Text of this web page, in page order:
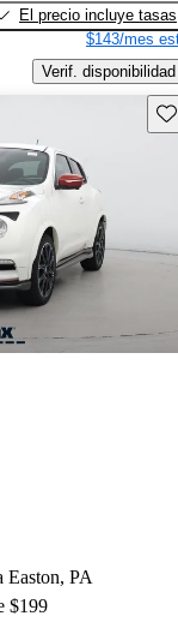
El precio incluye tasas
$143/mes
Verif. disponibilidad
Easton, PA
$199